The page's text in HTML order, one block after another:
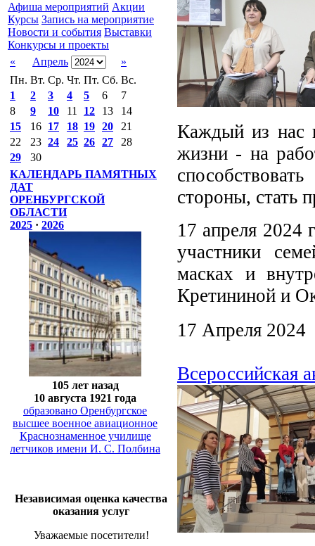
Афиша мероприятий Акции
Курсы Запись на мероприятие
Новости и события Выставки
Конкурсы и проекты
«
Апрель
»
Пн. Вт. Ср. Чт. Пт. Сб. Вс.
1
2 3 4 5 6
7
8
9 10 11 12 13
14
15
16 17 18 19 20
21
22
23 24 25 26 27
28
29
30
КАЛЕНДАРЬ ПАМЯТНЫХ
ДАТ
ОРЕНБУРГСКОЙ
ОБЛАСТИ
2025 · 2026
105 лет назад
10 августа 1921 года
образовано Оренбургское
высшее военное авиационное
Краснознаменное училище
летчиков имени И. С. Полбина
Независимая оценка качества
оказания услуг
Уважаемые посетители!
Каждый из нас
жизни - на
стороны, стать
17 апреля 2024
участники
масках и
Кретининой и
17 Апреля 2024
Всероссийская